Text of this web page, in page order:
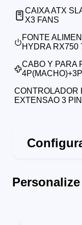
CAIXA ATX
X3 FANS
FONTE
HYDRA RX750
CABO Y PARA
CONTROLADOR
EXTENSAO 3